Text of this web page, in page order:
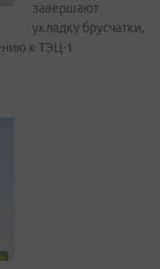
завершают
укладку брусчатки,
к ТЭЦ-1